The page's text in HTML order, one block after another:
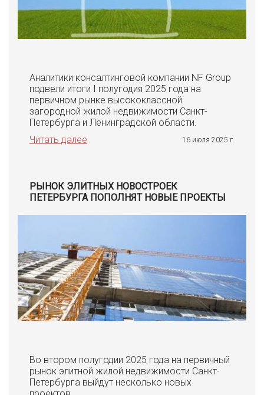
Аналитики консалтинговой компании NF Group
подвели итоги I полугодия 2025 года на
первичном рынке высококлассной
загородной жилой недвижимости Санкт-
Петербурга и Ленинградской области.
Читать далее
16 июля 2025 г.
РЫНОК ЭЛИТНЫХ НОВОСТРОЕК
ПЕТЕРБУРГА ПОПОЛНЯТ НОВЫЕ ПРОЕКТЫ
Во втором полугодии 2025 года на первичный
рынок элитной жилой недвижимости Санкт-
Петербурга выйдут несколько новых